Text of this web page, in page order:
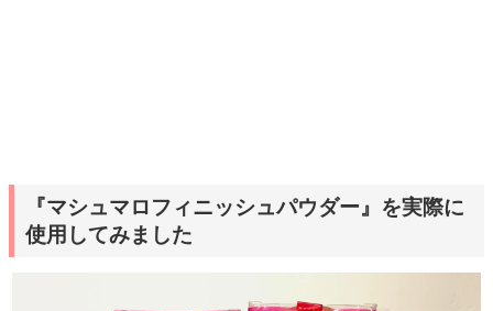
『マシュマロフィニッシュパウダー』を実際に
使用してみました